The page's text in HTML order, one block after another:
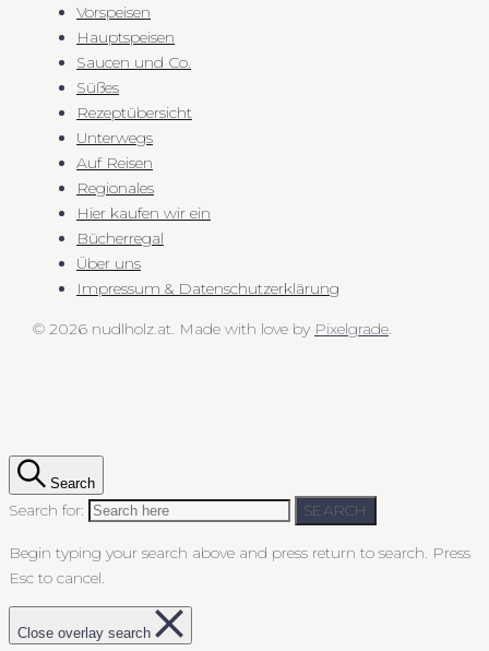
Vorspeisen
Hauptspeisen
Saucen und Co.
Süßes
Rezeptübersicht
Unterwegs
Auf Reisen
Regionales
Hier kaufen wir ein
Bücherregal
Über uns
Impressum & Datenschutzerklärung
© 2026 nudlholz.at. Made with love by Pixelgrade
Search
Search for: SEARCH
Begin typing your search above and press return to search. Press
Esc to cancel.
Close overlay search